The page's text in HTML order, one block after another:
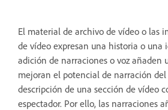
El material de archivo de vídeo o las
de vídeo expresan una historia o una
adición de narraciones o voz añaden
mejoran el potencial de narración del
descripción de una sección de vídeo
espectador. Por ello, las narraciones